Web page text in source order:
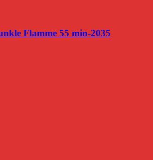
Flamme 55 min-2035